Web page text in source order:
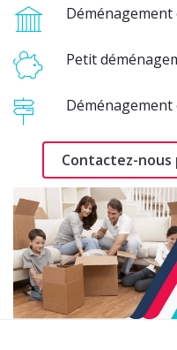
Petit
Déménagement
Contactez-